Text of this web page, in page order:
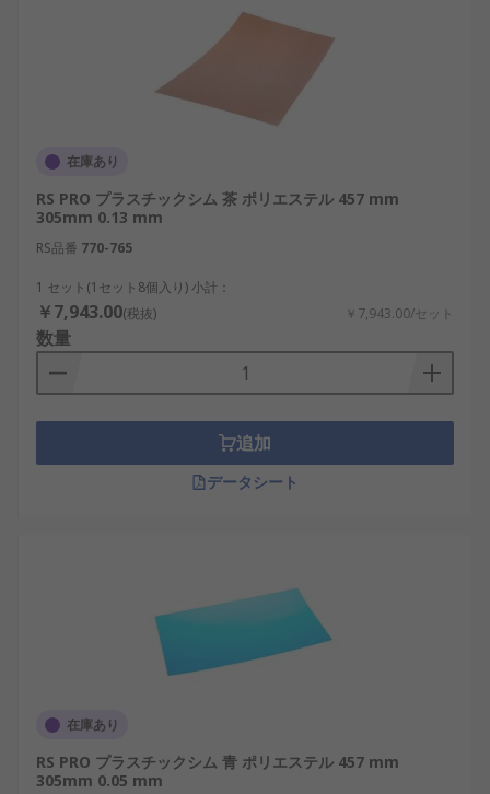
在庫あり
RS PRO プラスチックシム 茶 ポリエステル 457 mm
305mm 0.13 mm
RS品番 770-765
1 セット(1セット8個入り) 小計：
￥7,943.00(税抜) ￥7,943.00/セット
数量
追加
データシート
在庫あり
RS PRO プラスチックシム 青 ポリエステル 457 mm
305mm 0.05 mm